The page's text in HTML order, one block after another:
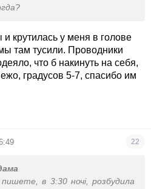
крутилась у меня в голове
там тусили. Проводники
что б накинуть на себя,
градусов 5-7, спасибо им
22
в 3:30 ночі, розбудила